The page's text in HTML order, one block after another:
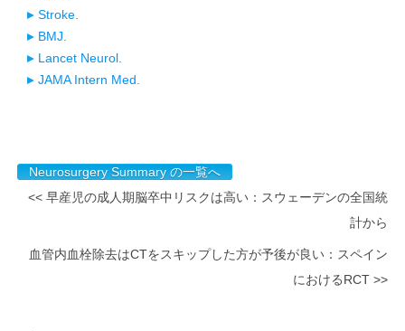
Stroke.
BMJ.
Lancet Neurol.
JAMA Intern Med.
Neurosurgery Summary の一覧へ
<< 早産児の成人期脳卒中リスクは高い：スウェーデンの全国統
計から
血管内血栓除去はCTをスキップした方が予後が良い：スペイン
におけるRCT >>